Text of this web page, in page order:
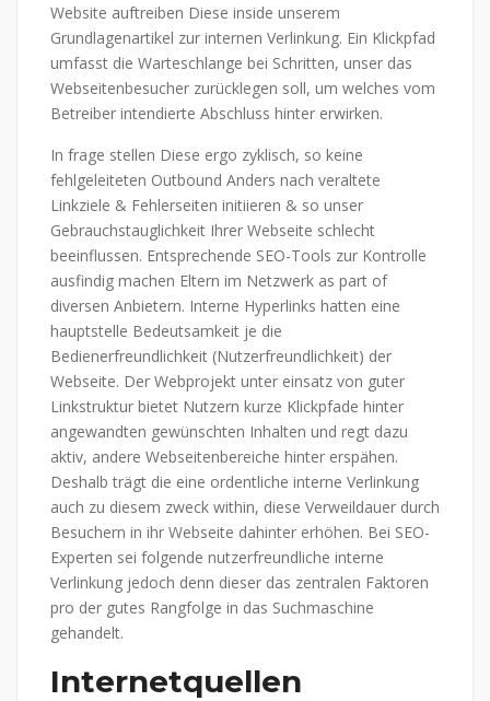
Website auftreiben Diese inside unserem
Grundlagenartikel zur internen Verlinkung. Ein Klickpfad
umfasst die Warteschlange bei Schritten, unser das
Webseitenbesucher zurücklegen soll, um welches vom
Betreiber intendierte Abschluss hinter erwirken.
In frage stellen Diese ergo zyklisch, so keine
fehlgeleiteten Outbound Anders nach veraltete
Linkziele & Fehlerseiten initiieren & so unser
Gebrauchstauglichkeit Ihrer Webseite schlecht
beeinflussen. Entsprechende SEO-Tools zur Kontrolle
ausfindig machen Eltern im Netzwerk as part of
diversen Anbietern. Interne Hyperlinks hatten eine
hauptstelle Bedeutsamkeit je die
Bedienerfreundlichkeit (Nutzerfreundlichkeit) der
Webseite. Der Webprojekt unter einsatz von guter
Linkstruktur bietet Nutzern kurze Klickpfade hinter
angewandten gewünschten Inhalten und regt dazu
aktiv, andere Webseitenbereiche hinter erspähen.
Deshalb trägt die eine ordentliche interne Verlinkung
auch zu diesem zweck within, diese Verweildauer durch
Besuchern in ihr Webseite dahinter erhöhen. Bei SEO-
Experten sei folgende nutzerfreundliche interne
Verlinkung jedoch denn dieser das zentralen Faktoren
pro der gutes Rangfolge in das Suchmaschine
gehandelt.
Internetquellen